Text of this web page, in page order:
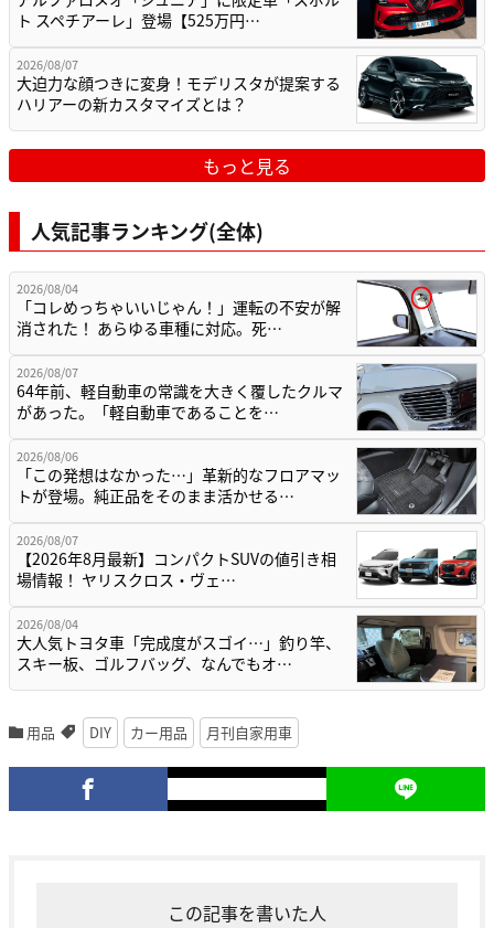
ト スペチアーレ」登場【525万円…
2026/08/07
大迫力な顔つきに変身！モデリスタが提案する
ハリアーの新カスタマイズとは？
もっと見る
人気記事ランキング(全体)
2026/08/04
「コレめっちゃいいじゃん！」運転の不安が解
消された！ あらゆる車種に対応。死…
2026/08/07
64年前、軽自動車の常識を大きく覆したクルマ
があった。「軽自動車であることを…
2026/08/06
「この発想はなかった…」革新的なフロアマッ
トが登場。純正品をそのまま活かせる…
2026/08/07
【2026年8月最新】コンパクトSUVの値引き相
場情報！ ヤリスクロス・ヴェ…
2026/08/04
大人気トヨタ車「完成度がスゴイ…」釣り竿、
スキー板、ゴルフバッグ、なんでもオ…
用品 DIY カー用品 月刊自家用車
この記事を書いた人